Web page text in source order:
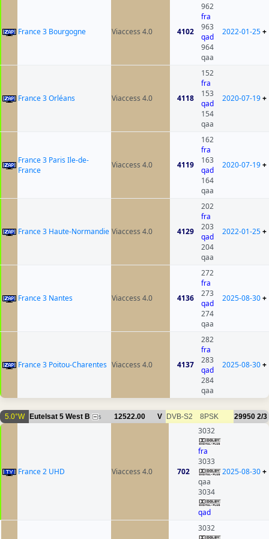
France 3 Bourgogne Viaccess 4.0 4102
962
fra
963
qad
964
qaa
2022-01-25+
France 3 Orléans Viaccess 4.0 4118
152
fra
153
qad
154
qaa
2020-07-19+
France 3 Paris Ile-de-
France
Viaccess 4.0 4119
162
fra
163
qad
164
qaa
2020-07-19+
France 3 Haute-Normandie Viaccess 4.0 4129
202
fra
203
qad
204
qaa
2022-01-25+
France 3 Nantes Viaccess 4.0 4136
272
fra
273
qad
274
qaa
2025-08-30+
France 3 Poitou-Charentes Viaccess 4.0 4137
282
fra
283
qad
284
qaa
2025-08-30+
5.0°W Eutelsat 5 West B 5 12522.00 V DVB-S2 8PSK 29950 2/3
France 2 UHD Viaccess 4.0 702
3032
fra
3033
qaa
3034
qad
2025-08-30+
3032